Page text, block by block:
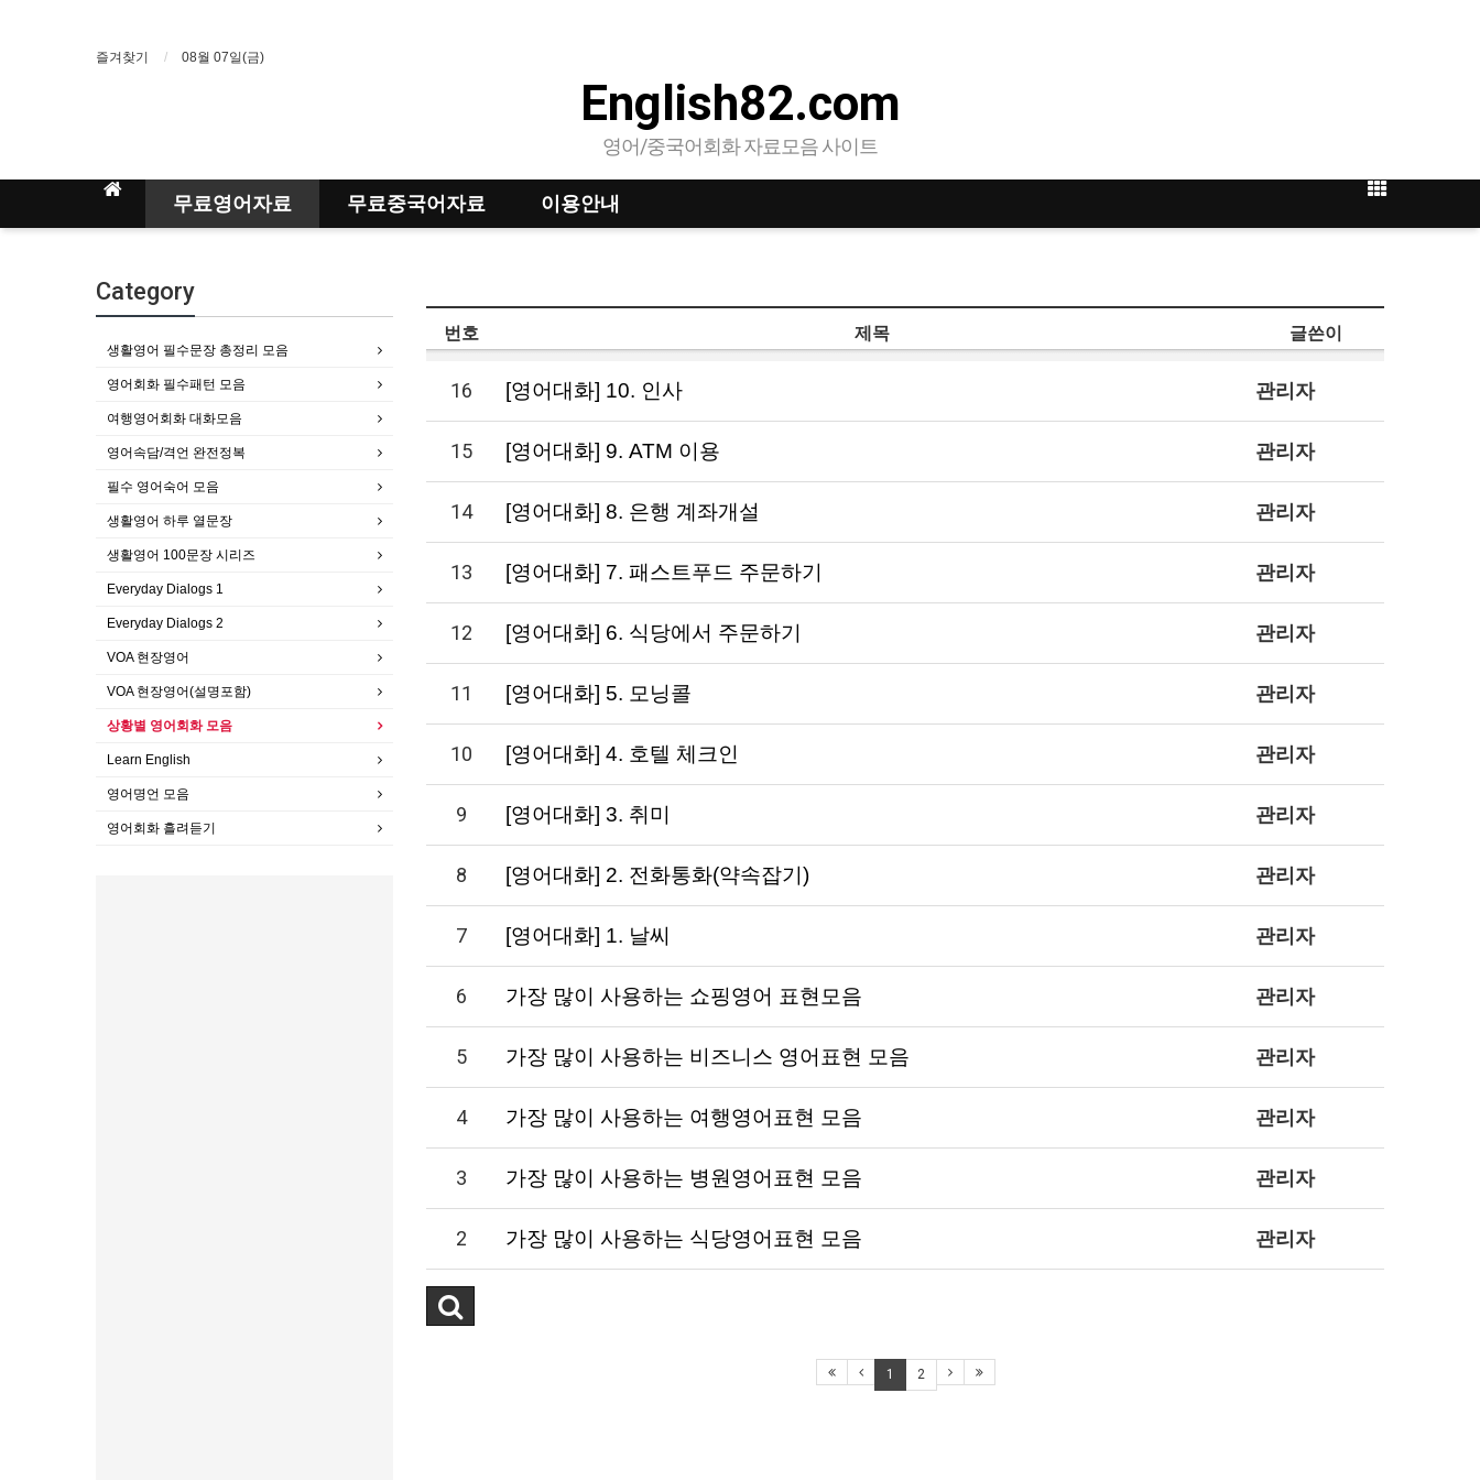
즐겨찾기 08월 07일(금)
English82.com
영어/중국어회화 자료모음 사이트
무료영어자료 무료중국어자료 이용안내
번호 제목 글쓴이
16 [영어대화] 10. 인사 관리자
15 [영어대화] 9. ATM 이용 관리자
14 [영어대화] 8. 은행 계좌개설 관리자
13 [영어대화] 7. 패스트푸드 주문하기 관리자
12 [영어대화] 6. 식당에서 주문하기 관리자
11 [영어대화] 5. 모닝콜 관리자
10 [영어대화] 4. 호텔 체크인 관리자
9 [영어대화] 3. 취미 관리자
8 [영어대화] 2. 전화통화(약속잡기) 관리자
7 [영어대화] 1. 날씨 관리자
6 가장 많이 사용하는 쇼핑영어 표현모음 관리자
5 가장 많이 사용하는 비즈니스 영어표현 모음 관리자
4 가장 많이 사용하는 여행영어표현 모음 관리자
3 가장 많이 사용하는 병원영어표현 모음 관리자
2 가장 많이 사용하는 식당영어표현 모음 관리자
1 2
Category
생활영어 필수문장 총정리 모음
영어회화 필수패턴 모음
여행영어회화 대화모음
영어속담/격언 완전정복
필수 영어숙어 모음
생활영어 하루 열문장
생활영어 100문장 시리즈
Everyday Dialogs 1
Everyday Dialogs 2
VOA 현장영어
VOA 현장영어(설명포함)
상황별 영어회화 모음
Learn English
영어명언 모음
영어회화 흘려듣기